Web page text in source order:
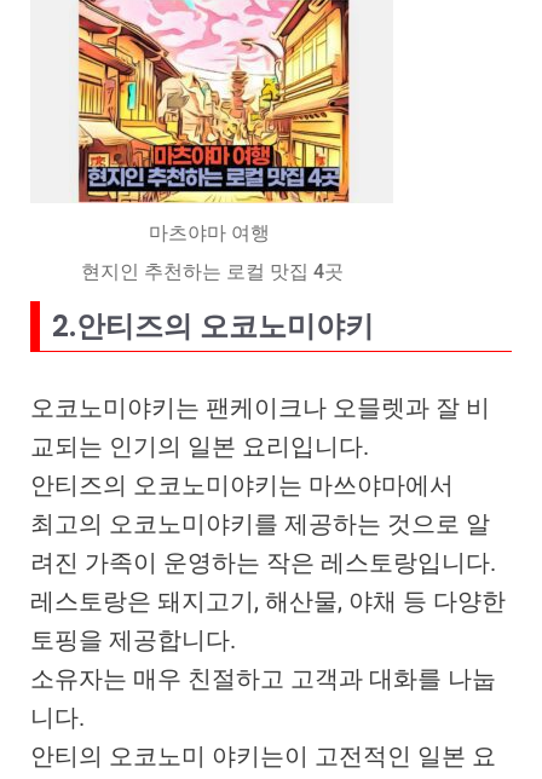
마츠야마 여행
현지인 추천하는 로컬 맛집 4곳
2.안티즈의 오코노미야키
오코노미야키는 팬케이크나 오믈렛과 잘 비
교되는 인기의 일본 요리입니다.
안티즈의 오코노미야키는 마쓰야마에서
최고의 오코노미야키를 제공하는 것으로 알
려진 가족이 운영하는 작은 레스토랑입니다.
레스토랑은 돼지고기, 해산물, 야채 등 다양한
토핑을 제공합니다.
소유자는 매우 친절하고 고객과 대화를 나눕
니다.
안티의 오코노미 야키는이 고전적인 일본 요